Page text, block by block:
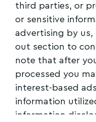
third parties, or
or sensitive
advertising by us,
out section to
note that after
processed you
interest-based
information
information